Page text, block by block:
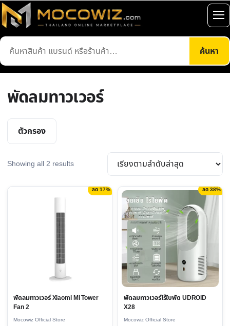
ข้าม
ไป
เนื้อหา
ค้นหา
สินค้า
ค้นหา
เปิ
เม
พัดลมทาวเวอร์
ตัวกรอง
Showing all 2 resultsSorted
latestลด 17%
พัดลมทาวเวอร์ Xiaomi Mi Tower
Fan 2
Mocowiz Official Store
ลด 38%
พัดลมทาวเวอร์ไร้ใบพัด UDROID
X28
Mocowiz Official Store